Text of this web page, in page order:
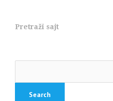
Pretraži sajt